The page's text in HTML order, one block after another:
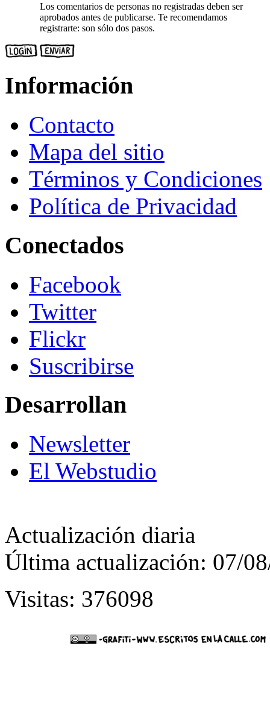
Los comentarios de personas no registradas deben ser
aprobados antes de publicarse. Te recomendamos
registrarte: son sólo dos pasos.
Información
Contacto
Mapa del sitio
Términos y Condiciones
Política de Privacidad
Conectados
Facebook
Twitter
Flickr
Suscribirse
Desarrollan
Newsletter
El Webstudio
Actualización diaria
Última actualización: 07/
Visitas: 376098